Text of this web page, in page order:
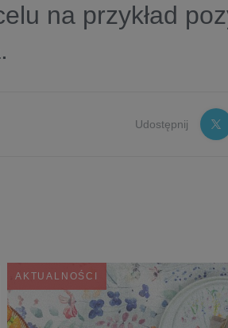
na przykład
Udostępnij
AKTUALNOŚCI